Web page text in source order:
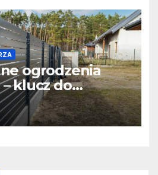
ogrodzenia
klucz do